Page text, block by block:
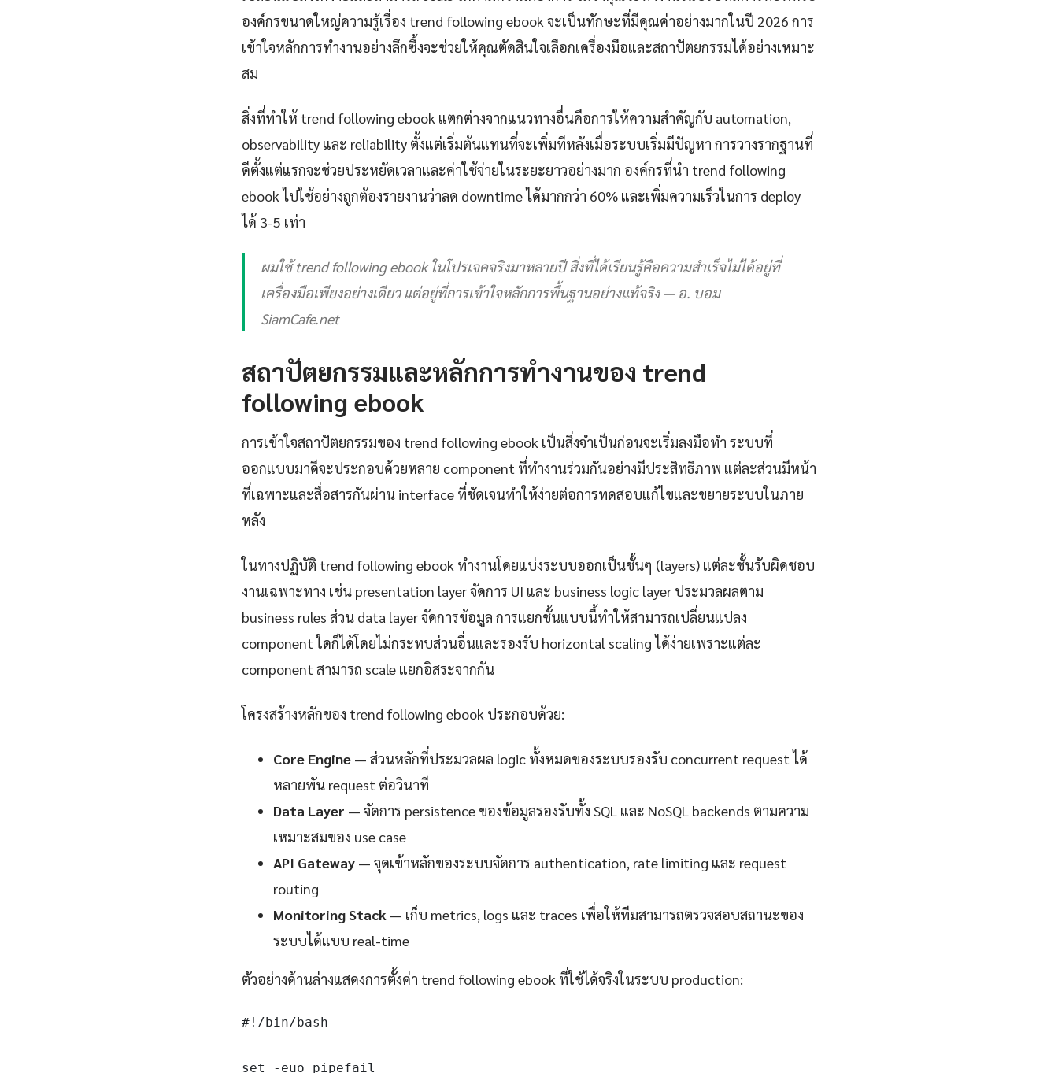
องค์กรขนาดใหญ่ความรู้เรื่อง trend following ebook จะเป็นทักษะที่มีคุณค่าอย่างมากในปี 2026 การ
เข้าใจหลักการทำงานอย่างลึกซึ้งจะช่วยให้คุณตัดสินใจเลือกเครื่องมือและสถาปัตยกรรมได้อย่างเหมาะ
สม
สิ่งที่ทำให้ trend following ebook แตกต่างจากแนวทางอื่นคือการให้ความสำคัญกับ automation,
observability และ reliability ตั้งแต่เริ่มต้นแทนที่จะเพิ่มทีหลังเมื่อระบบเริ่มมีปัญหา การวางรากฐานที่
ดีตั้งแต่แรกจะช่วยประหยัดเวลาและค่าใช้จ่ายในระยะยาวอย่างมาก องค์กรที่นำ trend following
ebook ไปใช้อย่างถูกต้องรายงานว่าลด downtime ได้มากกว่า 60% และเพิ่มความเร็วในการ deploy
ได้ 3-5 เท่า
ผมใช้ trend following ebook ในโปรเจคจริงมาหลายปี สิ่งที่ได้เรียนรู้คือความสำเร็จไม่ได้อยู่ที่
เครื่องมือเพียงอย่างเดียว แต่อยู่ที่การเข้าใจหลักการพื้นฐานอย่างแท้จริง — อ. บอม
SiamCafe.net
สถาปัตยกรรมและหลักการทำงานของ trend
following ebook
การเข้าใจสถาปัตยกรรมของ trend following ebook เป็นสิ่งจำเป็นก่อนจะเริ่มลงมือทำ ระบบที่
ออกแบบมาดีจะประกอบด้วยหลาย component ที่ทำงานร่วมกันอย่างมีประสิทธิภาพ แต่ละส่วนมีหน้า
ที่เฉพาะและสื่อสารกันผ่าน interface ที่ชัดเจนทำให้ง่ายต่อการทดสอบแก้ไขและขยายระบบในภาย
หลัง
ในทางปฏิบัติ trend following ebook ทำงานโดยแบ่งระบบออกเป็นชั้นๆ (layers) แต่ละชั้นรับผิดชอบ
งานเฉพาะทาง เช่น presentation layer จัดการ UI และ business logic layer ประมวลผลตาม
business rules ส่วน data layer จัดการข้อมูล การแยกชั้นแบบนี้ทำให้สามารถเปลี่ยนแปลง
component ใดก็ได้โดยไม่กระทบส่วนอื่นและรองรับ horizontal scaling ได้ง่ายเพราะแต่ละ
component สามารถ scale แยกอิสระจากกัน
โครงสร้างหลักของ trend following ebook ประกอบด้วย:
Core Engine — ส่วนหลักที่ประมวลผล logic ทั้งหมดของระบบรองรับ concurrent request ได้
หลายพัน request ต่อวินาที
Data Layer — จัดการ persistence ของข้อมูลรองรับทั้ง SQL และ NoSQL backends ตามความ
เหมาะสมของ use case
API Gateway — จุดเข้าหลักของระบบจัดการ authentication, rate limiting และ request
routing
Monitoring Stack — เก็บ metrics, logs และ traces เพื่อให้ทีมสามารถตรวจสอบสถานะของ
ระบบได้แบบ real-time
ตัวอย่างด้านล่างแสดงการตั้งค่า trend following ebook ที่ใช้ได้จริงในระบบ production:
#!/bin/bash
set -euo pipefail